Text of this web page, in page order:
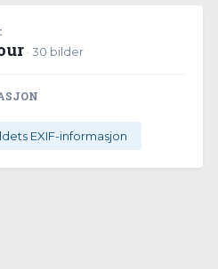
· 30 bilder
EXIF-informasjon